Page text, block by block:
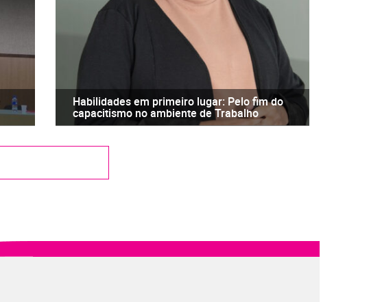
Habilidades em primeiro lugar: Pelo fim do
capacitismo no ambiente de Trabalho